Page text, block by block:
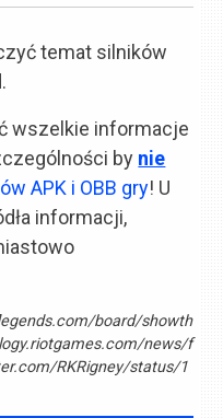
temat silników
wszelkie informacje
by nie
APK i OBB gry! U
informacji,
board/showth
news/f
RKRigney/status/1